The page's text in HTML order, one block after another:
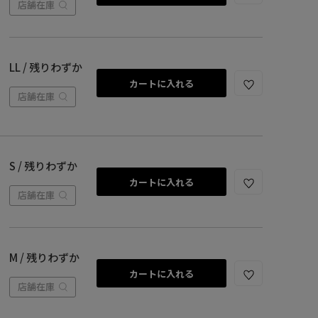
店舗在庫
LL / 残りわずか
店舗在庫
カートに入れる
S / 残りわずか
店舗在庫
カートに入れる
M / 残りわずか
店舗在庫
カートに入れる